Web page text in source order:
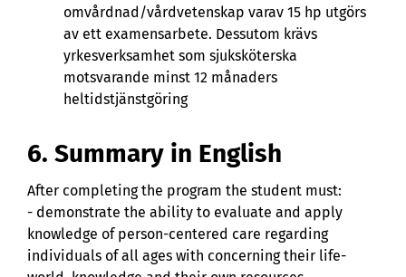
omvårdnad/vårdvetenskap varav 15 hp utgörs
av ett examensarbete. Dessutom krävs
yrkesverksamhet som sjuksköterska
motsvarande minst 12 månaders
heltidstjänstgöring
6. Summary in English
After completing the program the student must:
- demonstrate the ability to evaluate and apply
knowledge of person-centered care regarding
individuals of all ages with concerning their life-